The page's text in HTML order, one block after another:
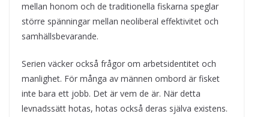
mellan honom och de traditionella fiskarna speglar
större spänningar mellan neoliberal effektivitet och
samhällsbevarande.
Serien väcker också frågor om arbetsidentitet och
manlighet. För många av männen ombord är fisket
inte bara ett jobb. Det är vem de är. När detta
levnadssätt hotas, hotas också deras själva existens.